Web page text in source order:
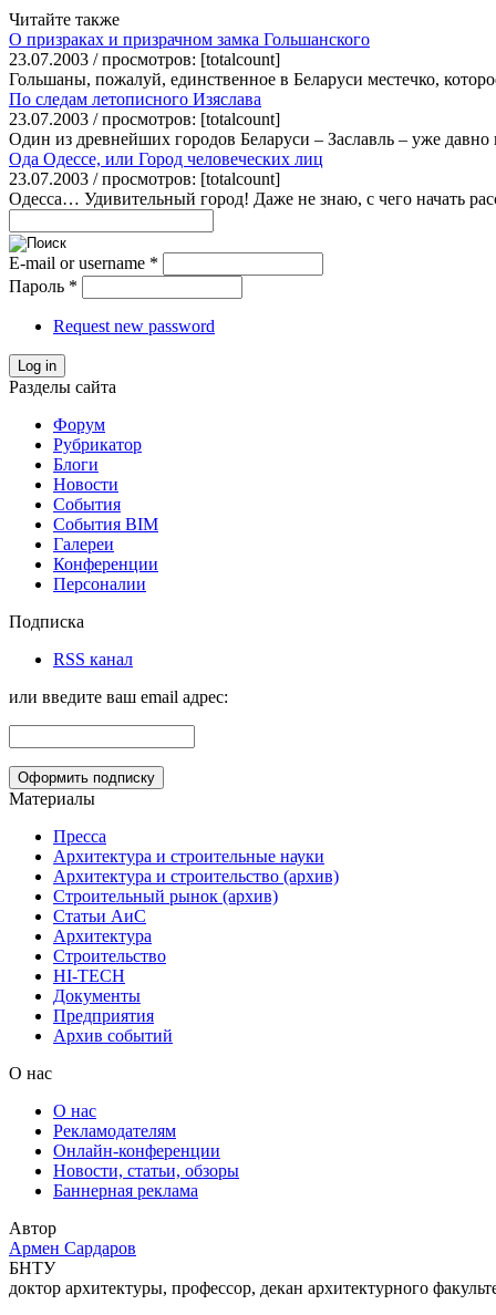
Читайте также
О призраках и призрачном замка Гольшанского
23.07.2003 / просмотров: [totalcount]
Гольшаны, пожалуй, единственное в Беларуси местечко,
По следам летописного Изяслава
23.07.2003 / просмотров: [totalcount]
Один из древнейших городов Беларуси – Заславль – уже
Ода Одессе, или Город человеческих лиц
23.07.2003 / просмотров: [totalcount]
Одесса… Удивительный город! Даже не знаю, с чего начать
E-mail or username *
Пароль *
Request new password
Log in
Разделы сайта
Форум
Рубрикатор
Блоги
Новости
События
События BIM
Галереи
Конференции
Персоналии
Подписка
RSS канал
или введите ваш email адрес:
Материалы
Пресса
Архитектура и строительные науки
Архитектура и строительство (архив)
Строительный рынок (архив)
Статьи АиС
Архитектура
Строительство
HI-TECH
Документы
Предприятия
Архив событий
О нас
О нас
Рекламодателям
Онлайн-конференции
Новости, статьи, обзоры
Баннерная реклама
Автор
Армен Сардаров
БНТУ
доктор архитектуры, профессор, декан архитектурного